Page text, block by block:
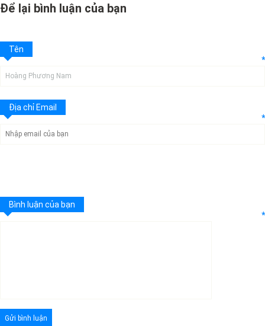
Để lại bình luận của bạn
Tên
*
Địa chỉ Email
*
Bình luận của bạn
*